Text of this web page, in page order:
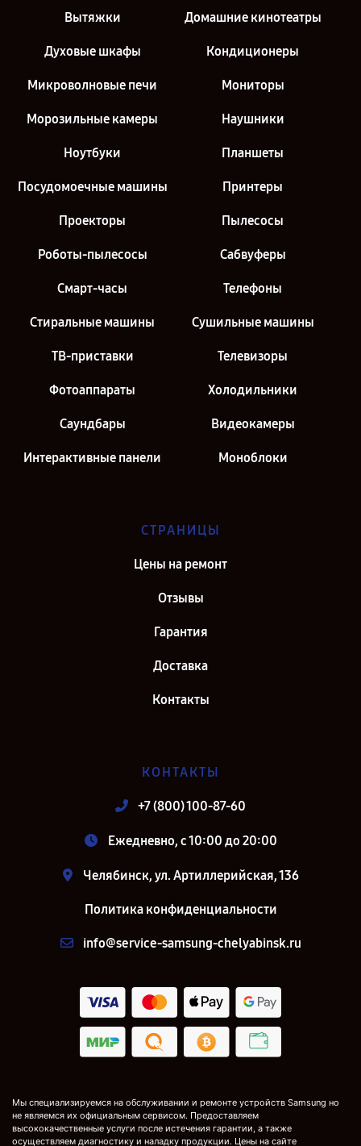
Санкт-Петербург
Вытяжки Домашние кинотеатры
Духовые шкафы Кондиционеры
Микроволновые печи Мониторы
Морозильные камеры Наушники
Ноутбуки Планшеты
Посудомоечные машины Принтеры
Проекторы Пылесосы
Роботы-пылесосы Сабвуферы
Смарт-часы Телефоны
Стиральные машины Сушильные машины
ТВ-приставки Телевизоры
Фотоаппараты Холодильники
Саундбары Видеокамеры
Интерактивные панели Моноблоки
СТРАНИЦЫ
Цены на ремонт
Отзывы
Гарантия
Доставка
Контакты
КОНТАКТЫ
+7 (800) 100-87-60
Ежедневно, с 10:00 до 20:00
Челябинск, ул. Артиллерийская, 136
Политика конфиденциальности
info@service-samsung-chelyabinsk.ru
Мы специализируемся на обслуживании и ремонте устройств Samsung но
не являемся их официальным сервисом. Предоставляем
высококачественные услуги после истечения гарантии, а также
осуществляем диагностику и наладку продукции. Цены на сайте